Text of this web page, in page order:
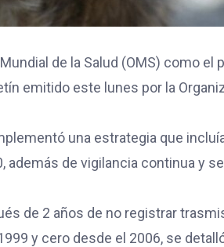
de la Salud (OMS) como el
emitido este lunes por la
una estrategia que
de vigilancia continua y
de 2 años de no registrar
y cero desde el 2006, se